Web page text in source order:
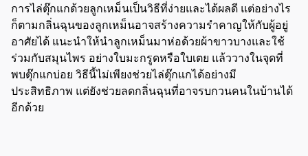
การไล่ตุ๊กแกด้วยลูกเหม็นเป็นวิธีที่ง่ายและได้ผลดี แต่อย่างไร
ก็ตามกลิ่นฉุนของลูกเหม็นอาจสร้างความรำคาญให้กับผู้อยู่
อาศัยได้ แนะนำให้นำลูกเหม็นมาห่อด้วยผ้าขาวบางและใช้
ร่วมกับสมุนไพร อย่างใบมะกรูดหรือใบเตย แล้ววางในจุดที่
พบตุ๊กแกบ่อย วิธีนี้ไม่เพียงช่วยไล่ตุ๊กแกได้อย่างมี
ประสิทธิภาพ แต่ยังช่วยลดกลิ่นฉุนที่อาจรบกวนคนในบ้านได้
อีกด้วย